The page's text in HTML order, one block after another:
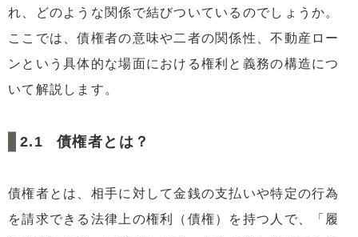
れ、どのような関係で結びついているのでしょうか。
ここでは、債権者の意味や二者の関係性、不動産ロー
ンという具体的な場面における権利と義務の構造につ
いて解説します。
債権者とは？
債権者とは、相手に対して金銭の支払いや特定の行為
を請求できる法律上の権利（債権）を持つ人で、「履